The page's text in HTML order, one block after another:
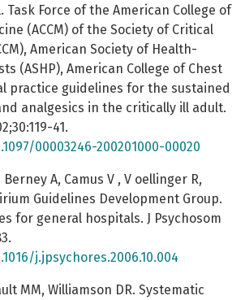
Task Force of the American College of
(ACCM) of the Society of Critical
American Society of Health-
(ASHP), American College of Chest
practice guidelines for the sustained
analgesics in the critically ill adult.
41.
00003246-200201000-00020
A, Camus V , V oellinger R,
Guidelines Development Group.
for general hospitals. J Psychosom
j.jpsychores.2006.10.004
MM, Williamson DR. Systematic